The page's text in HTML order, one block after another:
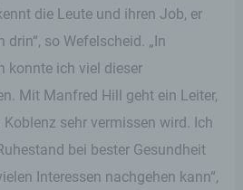
die Leute und ihren Job, er
so Wefelscheid. „In
konnte ich viel dieser
Mit Manfred Hill geht ein Leiter,
sehr vermissen wird. Ich
bei bester Gesundheit
Interessen nachgehen kann“,